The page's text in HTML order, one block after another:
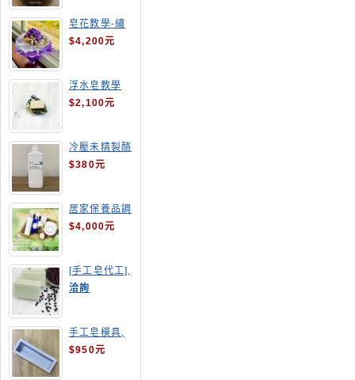
皂花教學-繡
球花皂花束
$4,200元
浮水皂教學
$2,100元
冷壓未精製酪
梨油
$380元
居家保養品調
配班
$4,000元
[手工皂代工],
酒粕皂
洽詢
手工皂模具,
長方形吐司模
$950元